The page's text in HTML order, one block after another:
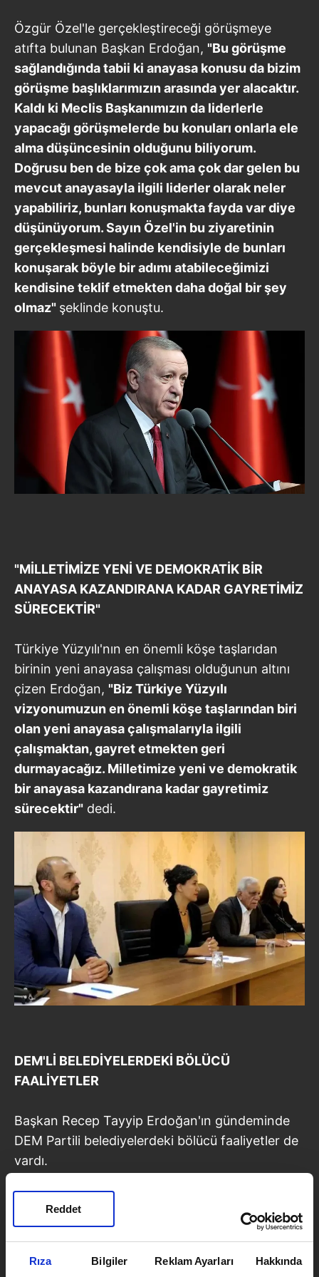
Rıza Bilgiler Reklam Ayarları Hakkında
Reddet
Özgür Özel'le gerçekleştireceği görüşmeye
atıfta bulunan Başkan Erdoğan, "Bu görüşme
sağlandığında tabii ki anayasa konusu da bizim
görüşme başlıklarımızın arasında yer alacaktır.
Kaldı ki Meclis Başkanımızın da liderlerle
yapacağı görüşmelerde bu konuları onlarla ele
alma düşüncesinin olduğunu biliyorum.
Doğrusu ben de bize çok ama çok dar gelen bu
mevcut anayasayla ilgili liderler olarak neler
yapabiliriz, bunları konuşmakta fayda var diye
düşünüyorum. Sayın Özel'in bu ziyaretinin
gerçekleşmesi halinde kendisiyle de bunları
konuşarak böyle bir adımı atabileceğimizi
kendisine teklif etmekten daha doğal bir şey
olmaz" şeklinde konuştu.
"MİLLETİMİZE YENİ VE DEMOKRATİK BİR
ANAYASA KAZANDIRANA KADAR GAYRETİMİZ
SÜRECEKTİR"
Türkiye Yüzyılı'nın en önemli köşe taşlarıdan
birinin yeni anayasa çalışması olduğunun altını
çizen Erdoğan, "Biz Türkiye Yüzyılı
vizyonumuzun en önemli köşe taşlarından biri
olan yeni anayasa çalışmalarıyla ilgili
çalışmaktan, gayret etmekten geri
durmayacağız. Milletimize yeni ve demokratik
bir anayasa kazandırana kadar gayretimiz
sürecektir" dedi.
DEM'Lİ BELEDİYELERDEKİ BÖLÜCÜ
FAALİYETLER
Başkan Recep Tayyip Erdoğan'ın gündeminde
DEM Partili belediyelerdeki bölücü faaliyetler de
vardı.
gündür DEM Parti'yle ilgili bir tartışma var.
Mardin ve Diyarbakır Büyükşehir
Belediyelerinin meclis açılışında İstiklal